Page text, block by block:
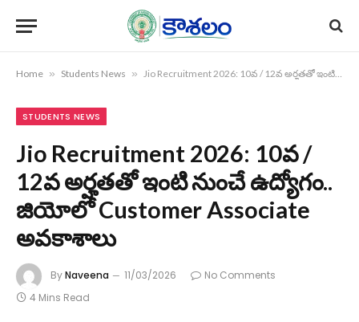
Home » Students News » Jio Recruitment 2026: 10వ / 12వ అర్హతతో ఇంటి నుంచే ఉద్యోగం.. జియోలో Customer Associate అవకాశాలు
STUDENTS NEWS
Jio Recruitment 2026: 10వ /
12వ అర్హతతో ఇంటి నుంచే ఉద్యోగం..
జియోలో Customer Associate
అవకాశాలు
ByNaveena 11/03/2026
No Comments
4 Mins Read